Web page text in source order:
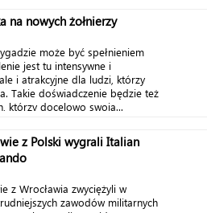
na nowych żołnierzy
może być spełnieniem
jest tu intensywne i
i atrakcyjne dla ludzi, którzy
Takie doświadczenie będzie też
którzy docelowo swoją...
z Polski wygrali Italian
z Wrocławia zwyciężyli w
zawodów militarnych